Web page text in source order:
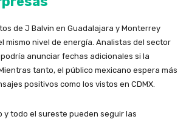
de J Balvin en Guadalajara y Monterrey
mismo nivel de energía. Analistas del sector
anunciar fechas adicionales si la
tanto, el público mexicano espera más
positivos como los vistos en CDMX.
y todo el sureste pueden seguir las